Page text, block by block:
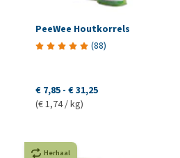
PeeWee Houtkorrels
(88)
€ 7,85 - € 31,25
(€ 1,74 / kg)
Herhaal